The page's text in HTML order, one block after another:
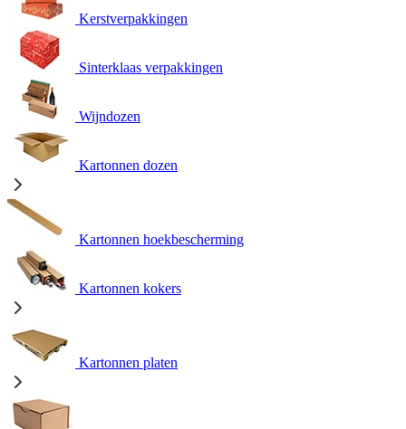
Kerstverpakkingen
Sinterklaas verpakkingen
Wijndozen
Kartonnen dozen
Kartonnen hoekbescherming
Kartonnen kokers
Kartonnen platen